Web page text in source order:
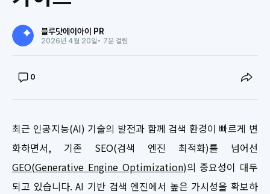
블루닷에이아이 PR
2026년 4월 20일 • 7분 걸림
0
최근 인공지능(AI) 기술의 발전과 함께 검색 환경이 빠르게 변
화하면서, 기존 SEO(검색 엔진 최적화)를 넘어선
GEO(Generative Engine Optimization)의 중요성이 대두
되고 있습니다. AI 기반 검색 엔진에서 높은 가시성을 확보하